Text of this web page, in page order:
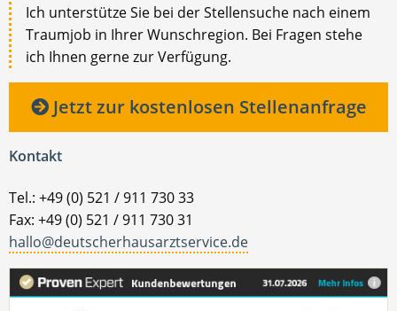
Ich unterstütze Sie bei der Stellensuche nach einem
Traumjob in Ihrer Wunschregion. Bei Fragen stehe
ich Ihnen gerne zur Verfügung.
Jetzt zur kostenlosen Stellenanfrage
Kontakt
Tel.: +49 (0) 521 / 911 730 33
Fax: +49 (0) 521 / 911 730 31
hallo@deutscherhausarztservice.de